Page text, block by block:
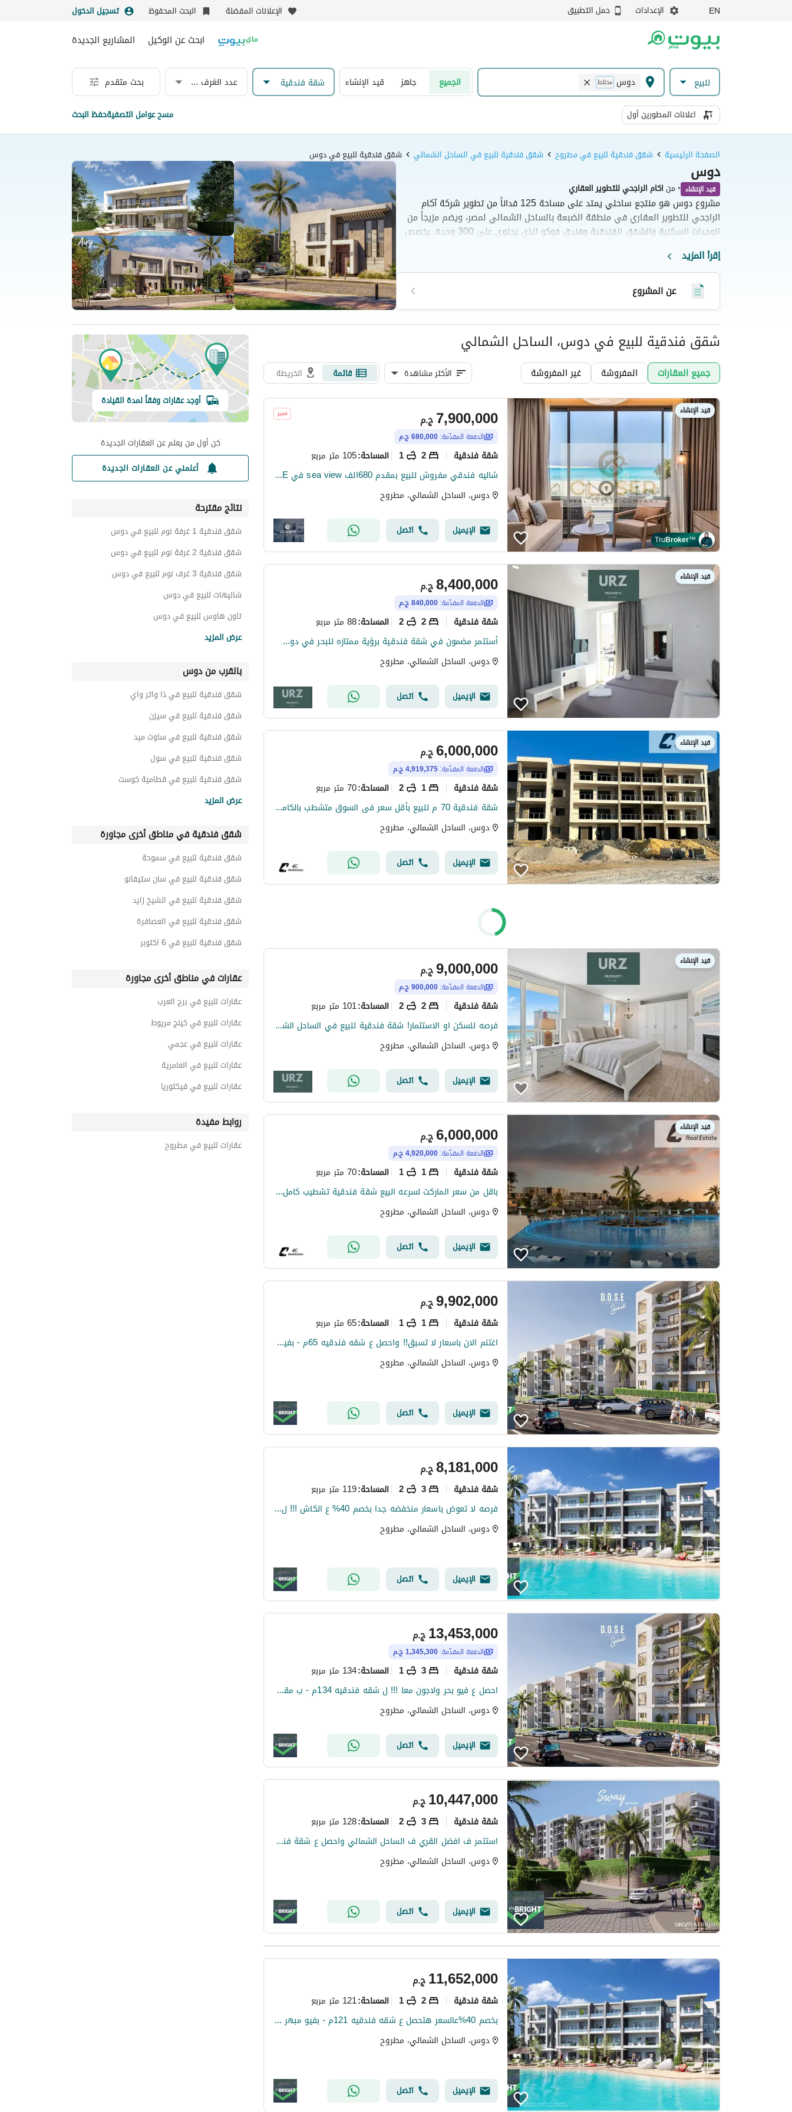
EN الإعدادات حمل التطبيق الإعلانات المفضلة البحث المحفوظ تسجيل الدخول
ابحث عن الوكيل المشاريع الجديدة
للبيع دوس مختلط الجميع جاهز قيد الإنشاء شقة فندقية عدد الغرف & الحمامات بحث متقدم
اعلانات المطورين أول مسح عوامل التصفيةحفظ البحث
الصفحة الرئيسية شقق فندقية للبيع في مطروح شقق فندقية للبيع في الساحل الشمالي شقق فندقية للبيع في دوس
دوس
قيد الإنشاء •مناكام الراجحي للتطوير العقاري
مشروع دوس هو منتجع ساحلي يمتد على مساحة 125 فداناً من تطوير شركة آكام
الراجحي للتطوير العقاري في منطقة الضبعة بالساحل الشمالي لمصر، ويضم مزيجاً من
الوحدات السكنية والشقق الفندقية وفندق فوكو الذي يحتوي على 300 وحدة. يخصص
يستفيد السكان من بنية تحتية شاملة تشمل مركزاً طبياً وممشى تجارياً ومرافق رياضية
واسعة، بالإضافة إلى القرب من الطرق السريعة الرئيسية مثل مخرج طريق القاهرة
إقرأ المزيد
عن المشروع
عقارات
شقق فندقية للبيع في دوس، الساحل الشمالي
جميع العقارات المفروشة غير المفروشة الأكثر مشاهدة قائمة الخريطة
قيد الإنشاء
TruBroker™
ج.م7,900,000
الدفعة المقدّمة: 680,000 ج.م
شقة فندقية 2
1 المساحة:105 متر مربع
شاليه فندقي مفروش للبيع بمقدم 680الف sea view في DOSE راس الحكمة الساحل الشمالي
دوس، الساحل الشمالي، مطروح
الإيميل اتصل
قيد الإنشاء
ج.م8,400,000
الدفعة المقدّمة: 840,000 ج.م
شقة فندقية 2
2 المساحة:88 متر مربع
أستثمر مضمون في شقة فندقية برؤية ممتازه للبحر في دوس الساحل الشمالي بجوار ذا وتر واي و سیزن و لا فيستا باي ودقايق من دي باي و ساوث ميد و امواج
دوس، الساحل الشمالي، مطروح
الإيميل اتصل
قيد الإنشاء
ج.م6,000,000
الدفعة المقدّمة: 4,919,375 ج.م
شقة فندقية 1
2 المساحة:70 متر مربع
شقة فندقية 70 م للبيع بأقل سعر فى السوق متشطب بالكامل استلام فورى فى موقع مميز للغاية فيو على البحر ولاجون في دوز،DOSE الساحل الشمالي
دوس، الساحل الشمالي، مطروح
الإيميل اتصل
قيد الإنشاء
ج.م9,000,000
الدفعة المقدّمة: 900,000 ج.م
شقة فندقية 2
2 المساحة:101 متر مربع
فرصه للسكن او الاستثمار! شقة فندقية للبيع في الساحل الشمالي بخصم [ 40% ] بجانب قرية Perla و سول رأس الحكمة و ذا وتر واي ودقايق من ساوث ميد TMG
دوس، الساحل الشمالي، مطروح
الإيميل اتصل
قيد الإنشاء
ج.م6,000,000
الدفعة المقدّمة: 4,920,000 ج.م
شقة فندقية 1
1 المساحة:70 متر مربع
باقل من سعر الماركت لسرعه البيع شقة فندقية تشطيب كاملFull Sea View ريسيل فيDose الساحل الشمالي بتقسيمه مميزة
دوس، الساحل الشمالي، مطروح
الإيميل اتصل
ج.م9,902,000
شقة فندقية 1
1 المساحة:65 متر مربع
اغتنم الان باسعار لا تسبق!! واحصل ع شقه فندقيه 65م - بفيو ع بحر مباشرة !! وبخصم 40% عالسعر لاول مره ف دوس الساحل الشمالي
دوس، الساحل الشمالي، مطروح
الإيميل اتصل
ج.م8,181,000
شقة فندقية 3
2 المساحة:119 متر مربع
فرصه لا تعوض باسعار منخفضه جدا بخصم 40% ع الكاش !!! ل شقه فندقيه 119م -بفيو لاجون ف دوس الساحل الشمالي _ Dose
دوس، الساحل الشمالي، مطروح
الإيميل اتصل
ج.م13,453,000
الدفعة المقدّمة: 1,345,300 ج.م
شقة فندقية 3
1 المساحة:134 متر مربع
احصل ع فيو بحر ولاجون معا !!! ل شقه فندقيه 134م - ب مقدم 10% فقط باقساط مرنه لاطول فترة سداد - مع خصم 30% عالسعر - ف دوس _ Dose
دوس، الساحل الشمالي، مطروح
الإيميل اتصل
ج.م10,447,000
شقة فندقية 3
2 المساحة:128 متر مربع
استثمر ف افضل القري ف الساحل الشمالي واحصل ع شقة فندقية 128م - بفيو لاجون وجاردن معا- بخصم 40%عالسعر - ف دوس الساحل الشمالي
دوس، الساحل الشمالي، مطروح
الإيميل اتصل
ج.م11,652,000
شقة فندقية 2
1 المساحة:121 متر مربع
بخصم 40%عالسعر هتحصل ع شقه فندقيه 121م - بفيو مبهر ع لاجون وبحر معا ف دوس الساحل الشمالي فأستفيد الان - dose north coast
دوس، الساحل الشمالي، مطروح
الإيميل اتصل
أوجد عقارات وفقاً لمدة القيادة
كن أول من يعلم عن العقارات الجديدة
أعلمني عن العقارات الجديدة
نتائج مقترحة
شقق فندقية 1 غرفة نوم للبيع في دوس
شقق فندقية 2 غرفة نوم للبيع في دوس
شقق فندقية 3 غرف نوم للبيع في دوس
شاليهات للبيع في دوس
تاون هاوس للبيع في دوس
توين هاوس للبيع في دوس
غرف للبيع في دوس
عقارات للبيع في دوس
عرض المزيد
بالقرب من دوس
شقق فندقية للبيع في ذا واتر واي
شقق فندقية للبيع في سيزن
شقق فندقية للبيع في ساوث ميد
شقق فندقية للبيع في سول
شقق فندقية للبيع في قطامية كوست
شقق فندقية للبيع في سيدي عبد الرحمن
شقق فندقية للبيع في فوكا باى
شقق فندقية للبيع في راس الحكمة
عرض المزيد
شقق فندقية في مناطق أخرى مجاورة
شقق فندقية للبيع في سموحة
شقق فندقية للبيع في سان ستيفانو
شقق فندقية للبيع في الشيخ زايد
شقق فندقية للبيع في العصافرة
شقق فندقية للبيع في 6 اكتوبر
عقارات في مناطق أخرى مجاورة
عقارات للبيع في برج العرب
عقارات للبيع في كينج مريوط
عقارات للبيع في عجمي
عقارات للبيع في العامرية
عقارات للبيع في فيكتوريا
روابط مفيدة
عقارات للبيع في مطروح